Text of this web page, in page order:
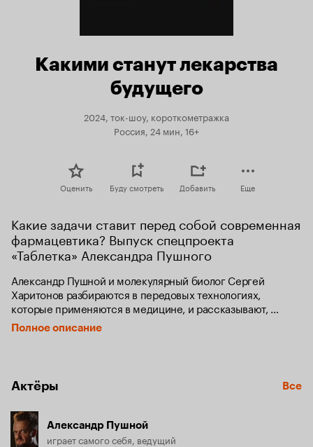
Какими станут лекарства
будущего
2024, ток-шоу, короткометражка
Россия, 24 мин, 16+
Оценить Буду смотреть Добавить Еще
Какие задачи ставит перед собой современная
фармацевтика? Выпуск спецпроекта
«Таблетка» Александра Пушного
Александр Пушной и молекулярный биолог Сергей
Харитонов разбираются в передовых технологиях,
которые применяются в медицине, и рассказывают,
что скрывается за такими терминами,
как моноклональные антитела, супербактерии,
Полное описание
Актёры Все
Александр Пушной
играет самого себя, ведущий